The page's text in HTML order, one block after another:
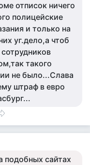
отписок ничего
полицейские
и только на
уг.дело,а чтоб
такого
не было...Слава
штраф в евро
подобных сайтах